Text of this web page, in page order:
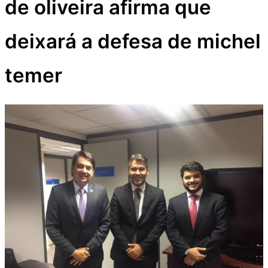
as taxas propostas pelo
prefeito?
22 de setembro de 2017